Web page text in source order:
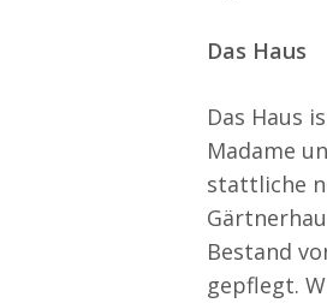
Das Haus
Das Haus
Madame
stattliche
Bestand
gepflegt.